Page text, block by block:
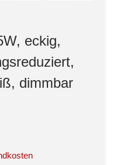
eckig,
dimmbar